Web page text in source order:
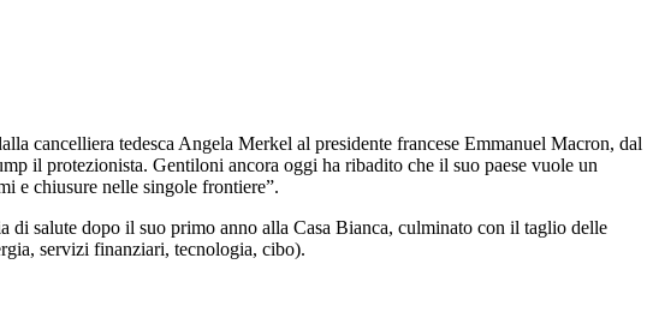
cancelliera tedesca Angela Merkel al presidente francese Emmanuel Macron, dal
il protezionista. Gentiloni ancora oggi ha ribadito che il suo paese vuole un
e chiusure nelle singole frontiere”.
di salute dopo il suo primo anno alla Casa Bianca, culminato con il taglio delle
servizi finanziari, tecnologia, cibo).